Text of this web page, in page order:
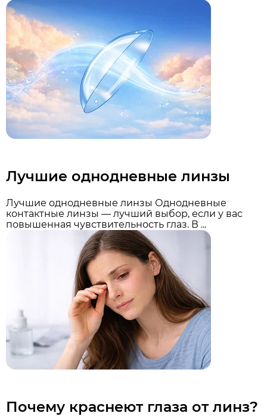
Лучшие однодневные линзы
Лучшие однодневные линзы Однодневные
контактные линзы — лучший выбор, если у вас
повышенная чувствительность глаз. В ...
Почему краснеют глаза от линз?